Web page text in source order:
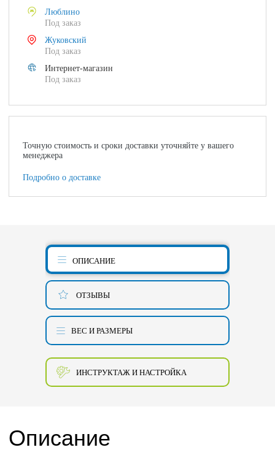
Люблино
Под заказ
Жуковский
Под заказ
Интернет-магазин
Под заказ
Точную стоимость и сроки доставки уточняйте у вашего
менеджера
Подробно о доставке
ОПИСАНИЕ
ОТЗЫВЫ
ВЕС И РАЗМЕРЫ
ИНСТРУКТАЖ И НАСТРОЙКА
Описание